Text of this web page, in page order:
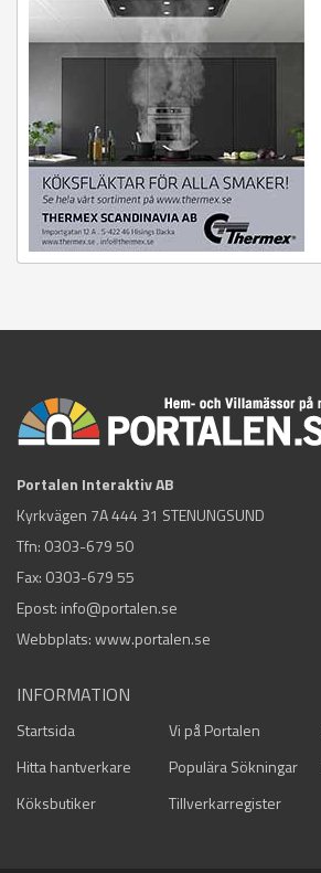
Portalen Interaktiv AB
Kyrkvägen 7A 444 31 STENUNGSUND
Tfn: 0303-679 50
Fax: 0303-679 55
Epost: info@portalen.se
Webbplats: www.portalen.se
INFORMATION
Startsida Vi på Portalen
Hitta hantverkare
Populära Sökningar
Köksbutiker
Tillverkarregister